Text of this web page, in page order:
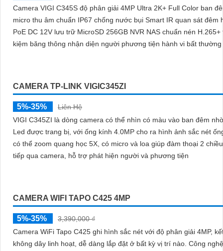
Camera VIGI C345S độ phân giải 4MP Ultra 2K+ Full Color ban
micro thu âm chuẩn IP67 chống nước bụi Smart IR quan sát đêm
PoE DC 12V lưu trữ MicroSD 256GB NVR NAS chuẩn nén H.265+
kiệm băng thông nhận diện người phương tiện hành vi bất thường
CAMERA TP-LINK VIGIC345ZI
5%-35%
Liên Hệ
VIGI C345ZI là dòng camera có thể nhìn có màu vào ban đêm
Led được trang bị, với ống kính 4.0MP cho ra hình ảnh sắc nét
có thể zoom quang học 5X, có micro và loa giúp đàm thoại 2
tiếp qua camera, hỗ trợ phát hiện người và phương tiện
CAMERA WIFI TAPO C425 4MP
5%-35%
3,390,000 ₫
Camera WiFi Tapo C425 ghi hình sắc nét với độ phân giải 4MP,
không dây linh hoạt, dễ dàng lắp đặt ở bất kỳ vị trí nào. Công nghệ quan